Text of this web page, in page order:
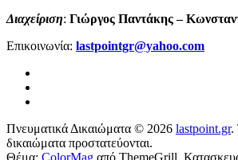
Διαχείριση: Γιώργος Παντάκης –
Επικοινωνία: lastpointgr@yahoo.com
Πνευματικά Δικαιώματα © 2026 lastpoint.gr.
δικαιώματα προστατεύονται.